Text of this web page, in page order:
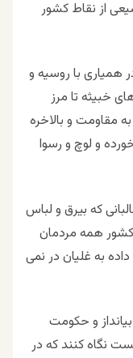
از نقاط کشور
همیاری با روسیه و
خبیثه تا مرز
مقاومت و بالاخره
و لوچ و رسوا
که بیرق و لباس
کشور همه مردمان
به غلیان در نمی
و حکومت
نگاه کنند که در